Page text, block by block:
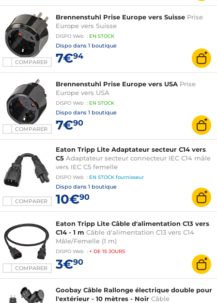
COMPARER
Brennenstuhl Prise Europe vers Suisse Prise
Europe vers Suisse
DISPO Web : EN STOCK
Dispo dans 1 boutique
7€94
COMPARER
Brennenstuhl Prise Europe vers USA Prise
Europe vers USA
DISPO Web : EN STOCK
Dispo dans 1 boutique
7€90
COMPARER
Eaton Tripp Lite Adaptateur secteur C14 vers
C5 Adaptateur secteur connecteur IEC C14 mâle
vers IEC C5 femelle
DISPO Web : EN STOCK fournisseur
Dispo dans 1 boutique
10€90
COMPARER
Eaton Tripp Lite Câble d'alimentation C13 vers
C14 - 1 m Câble d'alimentation C13 vers C14
Mâle/Femelle (1 m)
DISPO Web : + DE 15 JOURS
3€90
Goobay Câble Rallonge électrique double pour
l'extérieur - 10 mètres - Noir Câble